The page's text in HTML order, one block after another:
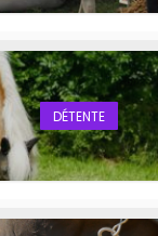
DÉTENTE